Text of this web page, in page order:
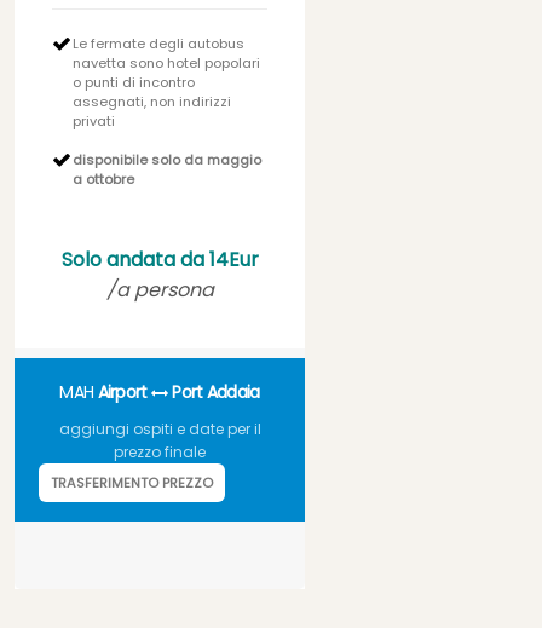
Le fermate degli autobus
navetta sono hotel popolari
o punti di incontro
assegnati, non indirizzi
privati
disponibile solo da maggio
a ottobre
Solo andata da 14Eur
/a persona
MAH Airport Port Addaia
aggiungi ospiti e date per il
prezzo finale
TRASFERIMENTO PREZZO